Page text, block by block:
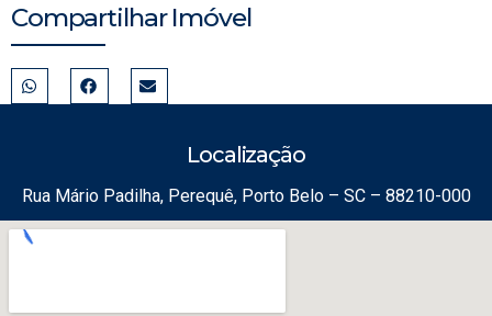
Compartilhar Imóvel
Localização
Rua Mário Padilha, Perequê, Porto Belo – SC – 88210-000